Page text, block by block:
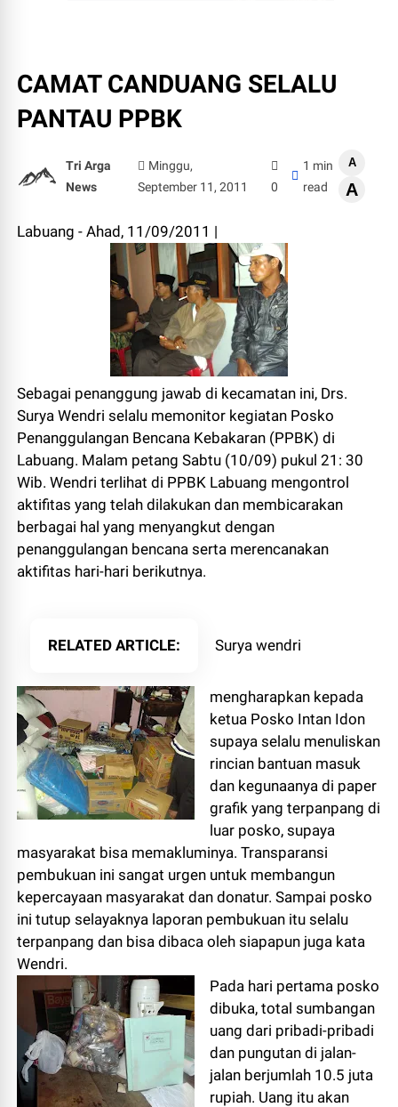
CAMAT CANDUANG SELALU
PANTAU PPBK
Tri Arga
News
Minggu,
September 11, 2011
0
1 min
read
A
A
Labuang - Ahad, 11/09/2011 |
Sebagai penanggung jawab di kecamatan ini, Drs.
Surya Wendri selalu memonitor kegiatan Posko
Penanggulangan Bencana Kebakaran (PPBK) di
Labuang. Malam petang Sabtu (10/09) pukul 21: 30
Wib. Wendri terlihat di PPBK Labuang mengontrol
aktifitas yang telah dilakukan dan membicarakan
berbagai hal yang menyangkut dengan
penanggulangan bencana serta merencanakan
aktifitas hari-hari berikutnya.
RELATED ARTICLE Surya wendri
mengharapkan kepada
ketua Posko Intan Idon
supaya selalu menuliskan
rincian bantuan masuk
dan kegunaanya di paper
grafik yang terpanpang di
luar posko, supaya
masyarakat bisa memakluminya. Transparansi
pembukuan ini sangat urgen untuk membangun
kepercayaan masyarakat dan donatur. Sampai posko
ini tutup selayaknya laporan pembukuan itu selalu
terpanpang dan bisa dibaca oleh siapapun juga kata
Wendri.
Pada hari pertama posko
dibuka, total sumbangan
uang dari pribadi-pribadi
dan pungutan di jalan-
jalan berjumlah 10.5 juta
rupiah. Uang itu akan